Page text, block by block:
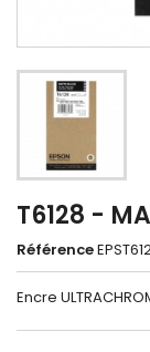
T6128 -
Référence
Encre